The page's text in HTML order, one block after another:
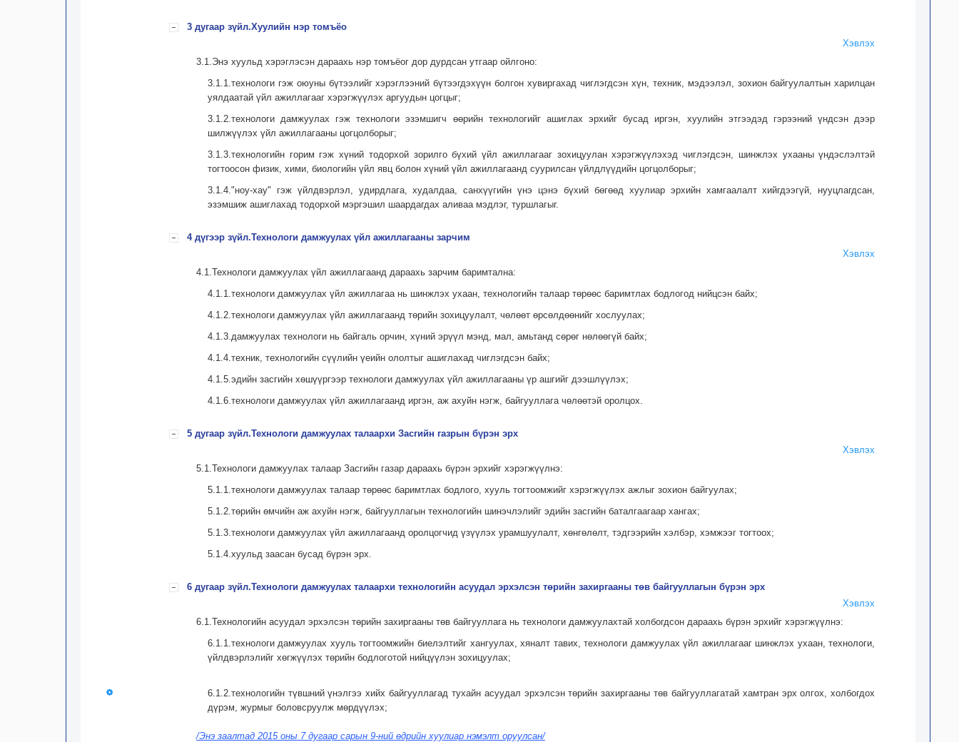
3 дугаар зүйл.Хуулийн нэр томъёо
Хэвлэх
3.1.Энэ хуульд хэрэглэсэн дараахь нэр томъёог дор дурдсан утгаар ойлгоно:
3.1.1.технологи гэж оюуны бүтээлийг хэрэглээний бүтээгдэхүүн болгон хувиргахад чиглэгдсэн хүн, техник, мэдээлэл, зохион байгуулалтын харилцан
уялдаатай үйл ажиллагааг хэрэгжүүлэх аргуудын цогцыг;
3.1.2.технологи дамжуулах гэж технологи эзэмшигч өөрийн технологийг ашиглах эрхийг бусад иргэн, хуулийн этгээдэд гэрээний үндсэн дээр
шилжүүлэх үйл ажиллагааны цогцолборыг;
3.1.3.технологийн горим гэж хүний тодорхой зорилго бүхий үйл ажил­лагааг зохицуулан хэрэгжүүлэхэд чиглэгдсэн, шинжлэх ухааны үндэслэлтэй
тогтоосон физик, хими, биологийн үйл явц болон хүний үйл ажиллагаанд суурилсан үйлдлүүдийн цогцолборыг;
3.1.4."ноу-хау" гэж үйлдвэрлэл, удирдлага, худалдаа, санхүүгийн үнэ цэнэ бүхий бөгөөд хуулиар эрхийн хамгаалалт хийгдээгүй, нууцлагдсан,
эзэмшиж ашиглахад тодорхой мэргэшил шаардагдах аливаа мэдлэг, туршлагыг.
4 дүгээр зүйл.Технологи дамжуулах үйл ажиллагааны зарчим
Хэвлэх
4.1.Технологи дамжуулах үйл ажиллагаанд дараахь зарчим баримтална:
4.1.1.технологи дамжуулах үйл ажиллагаа нь шинжлэх ухаан, технологийн талаар төрөөс баримтлах бодлогод нийцсэн байх;
4.1.2.технологи дамжуулах үйл ажиллагаанд төрийн зохицуулалт, чөлөөт өрсөлдөөнийг хослуулах;
4.1.3.дамжуулах технологи нь байгаль орчин, хүний эрүүл мэнд, мал, амьтанд сөрөг нөлөөгүй байх;
4.1.4.техник, технологийн сүүлийн үеийн ололтыг ашиг­­лахад чиглэгдсэн байх;
4.1.5.эдийн засгийн хөшүүргээр технологи дамжуулах үйл ажиллагааны үр ашгийг дээшлүүлэх;
4.1.6.технологи дамжуулах үйл ажиллагаанд иргэн, аж ахуйн нэгж, байгууллага чөлөөтэй оролцох.
5 дугаар зүйл.Технологи дамжуулах талаархи Засгийн газрын бүрэн эрх
Хэвлэх
5.1.Технологи дамжуулах талаар Засгийн газар дараахь бүрэн эрхийг хэрэгжүүлнэ:
5.1.1.технологи дамжуулах талаар төрөөс баримтлах бодлого, хууль тогтоомжийг хэрэгжүүлэх ажлыг зохион байгуулах;
5.1.2.төрийн өмчийн аж ахуйн нэгж, байгууллагын тех­нологийн шинэчлэлийг эдийн засгийн баталгаагаар хангах;
5.1.3.технологи дамжуулах үйл ажиллагаанд оролцогчид үзүүлэх урамшуулалт, хөнгөлөлт, тэдгээрийн хэлбэр, хэмжээг тогтоох;
5.1.4.хуульд заасан бусад бүрэн эрх.
6 дугаар зүйл.Технологи дамжуулах талаархи технологийн асуудал эрхэлсэн төрийн захиргааны төв байгууллагын бүрэн эрх
Хэвлэх
6.1.Технологийн асуудал эрхэлсэн төрийн захиргааны төв байгууллага нь технологи дамжуулахтай холбогдсон дараахь бүрэн эрхийг хэрэгжүүлнэ:
6.1.1.технологи дамжуулах хууль тогтоомжийн биелэлтийг хангуулах, хяналт тавих, технологи дамжуулах үйл ажиллагааг шинжлэх ухаан, технологи,
үйлдвэрлэлийг хөгжүүлэх төрийн бодлоготой нийцүүлэн зохицуулах;
6.1.2.технологийн түвшний үнэлгээ хийх байгууллагад тухайн асуудал эрхэлсэн төрийн захиргааны төв байгууллагатай хамтран эрх олгох, холбогдох
дүрэм, журмыг боловсруулж мөрдүүлэх;
/Энэ заалтад 2015 оны 7 дугаар сарын 9-ний өдрийн хуулиар нэмэлт оруулсан/